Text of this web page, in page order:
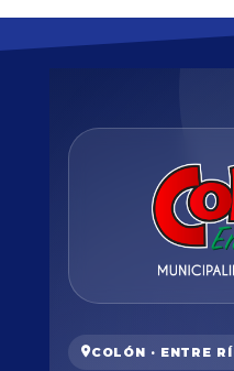
COLÓN · ENTRE